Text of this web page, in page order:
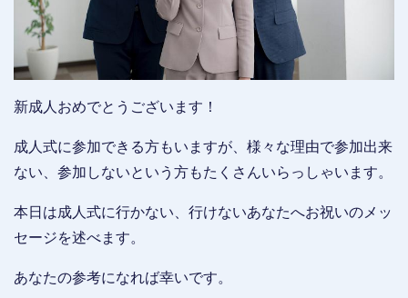
新成人おめでとうございます！
成人式に参加できる方もいますが、様々な理由で参加出来
ない、参加しないという方もたくさんいらっしゃいます。
本日は成人式に行かない、行けないあなたへお祝いのメッ
セージを述べます。
あなたの参考になれば幸いです。